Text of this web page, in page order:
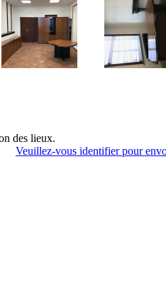
des lieux.
Veuillez-vous identifier pour